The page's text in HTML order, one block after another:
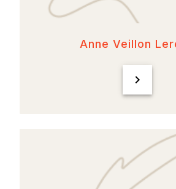
Anne Veillon
chevron_right